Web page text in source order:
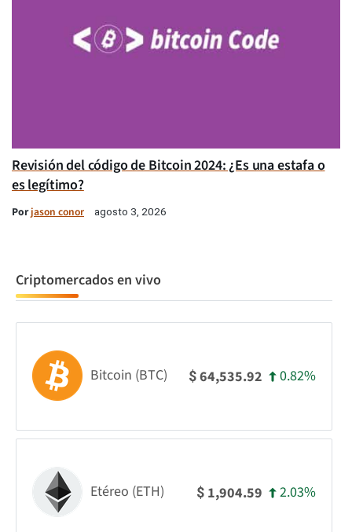
Revisión del código de Bitcoin 2024: ¿Es una estafa o
es legítimo?
Porjason conor agosto 3, 2026
Criptomercados en vivo
Bitcoin (BTC) $64,535.92 0.82%
Etéreo (ETH) $ 1,904.59 2.03%